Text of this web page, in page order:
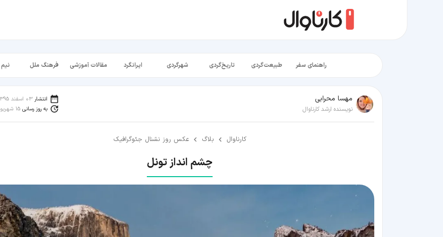
راهنمای سفر طبیعت‌گردی تاریخ‌گردی شهرگردی ایرانگرد مقالات آموزشی فرهنگ ملل
مهسا محرابی
نویسنده ارشد کارناوال
انتشار 03 اسفند 1395
به روز رسانی 15 شهریور 1398
کارناوال بلاگ عکس روز نشنال جئوگرافیک
چشم انداز تونل